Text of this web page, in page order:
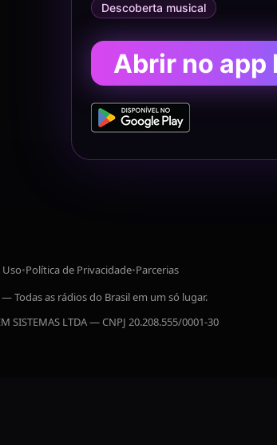
Descoberta musical
Abrir no app
•Política de Privacidade•Parcerias
Todas as rádios do Brasil em um só lugar.
SISTEMAS LTDA — CNPJ 20.208.555/0001-30